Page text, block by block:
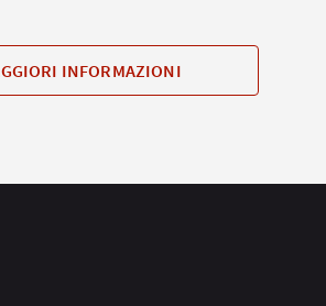
INFORMAZIONI